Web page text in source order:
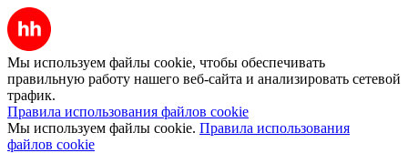
Мы используем файлы cookie, чтобы обеспечивать
правильную работу нашего веб-сайта и анализировать сетевой
трафик.
Правила использования файлов cookie
Мы используем файлы cookie. Правила использования
файлов cookie